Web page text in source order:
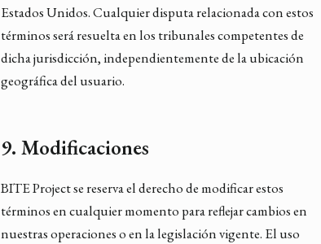
Estados Unidos. Cualquier disputa relacionada con estos
términos será resuelta en los tribunales competentes de
dicha jurisdicción, independientemente de la ubicación
geográfica del usuario.
9. Modificaciones
BITE Project se reserva el derecho de modificar estos
términos en cualquier momento para reflejar cambios en
nuestras operaciones o en la legislación vigente. El uso